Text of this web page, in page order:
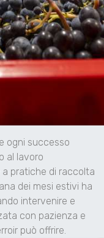
ogni successo
al lavoro
pratiche di raccolta
dei mesi estivi ha
intervenire e
con pazienza e
può offrire.